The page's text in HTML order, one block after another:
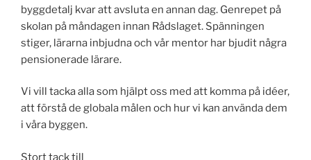
byggdetalj kvar att avsluta en annan dag. Genrepet på
skolan på måndagen innan Rådslaget. Spänningen
stiger, lärarna inbjudna och vår mentor har bjudit några
pensionerade lärare.
Vi vill tacka alla som hjälpt oss med att komma på idéer,
att förstå de globala målen och hur vi kan använda dem
i våra byggen.
Stort tack till